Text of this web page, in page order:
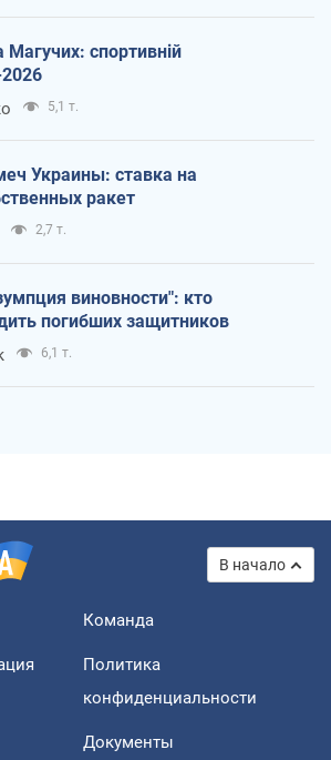
спортивній
5,1 т.
Украины: ставка на
ракет
2,7 т.
виновности": кто
погибших защитников
6,1 т.
В начало
Команда
Политика
конфиденциальности
Документы